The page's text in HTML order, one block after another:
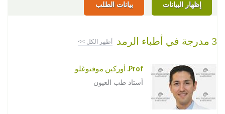
إظهار البيانات بيانات الطلب
3 مدرجة في أطباء الرمد أظهر الكل >>
Prof. أوركين موفتوغلو
أستاذ طب العيون